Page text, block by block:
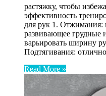
растяжку, чтобы
эффективность
для рук 1. Отжимания:
развивающее
варьировать ширину
Подтягивания:
Read More »